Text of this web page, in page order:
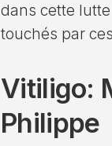
dans cette
touchés par
Vitiligo:
Philippe